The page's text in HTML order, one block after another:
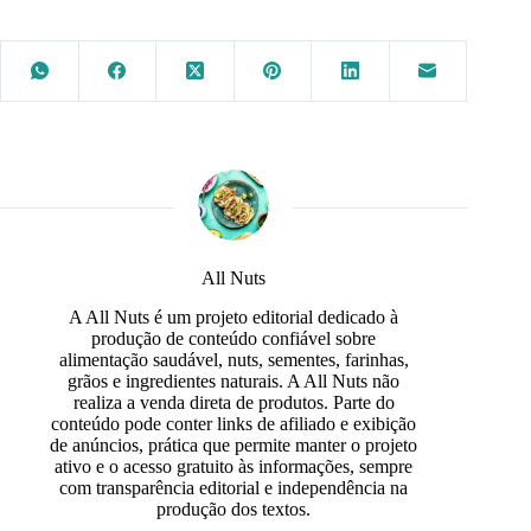
All Nuts
A All Nuts é um projeto editorial dedicado à
produção de conteúdo confiável sobre
alimentação saudável, nuts, sementes, farinhas,
grãos e ingredientes naturais. A All Nuts não
realiza a venda direta de produtos. Parte do
conteúdo pode conter links de afiliado e exibição
de anúncios, prática que permite manter o projeto
ativo e o acesso gratuito às informações, sempre
com transparência editorial e independência na
produção dos textos.